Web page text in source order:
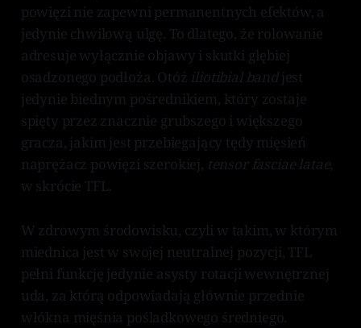
powięzi nie zapewni permanentnych efektów, a
jedynie chwilową ulgę. To dlatego, że rolowanie
adresuje wyłącznie objawy i skutki głębiej
osadzonego podłoża. Otóż iliotibial bandjest
jedynie biednym pośrednikiem, który zostaje
spięty przez znacznie grubszego i większego
gracza, jakim jest przebiegający tędy mięsień
naprężacz powięzi szerokiej, tensor fasciae latae,
w skrócie TFL.
W zdrowym środowisku, czyli w takim, w którym
miednica jest w swojej neutralnej pozycji, TFL
pełni funkcję jedynie asysty rotacji wewnętrznej
uda, za którą odpowiadają głównie przednie
włókna mięśnia pośladkowego średniego.